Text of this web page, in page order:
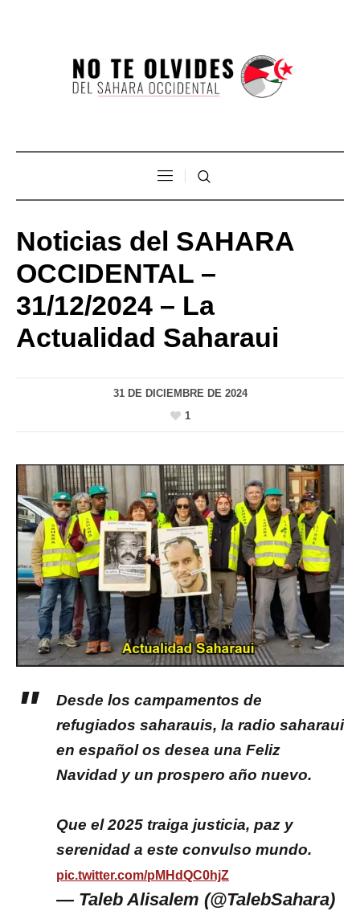
Noticias del SAHARA
OCCIDENTAL –
31/12/2024 – La
Actualidad Saharaui
31 DE DICIEMBRE DE 2024
1
Desde los campamentos de
refugiados saharauis, la radio saharaui
en español os desea una Feliz
Navidad y un prospero año nuevo.
Que el 2025 traiga justicia, paz y
serenidad a este convulso mundo.
pic.twitter.com/pMHdQC0hjZ
— Taleb Alisalem (@TalebSahara)